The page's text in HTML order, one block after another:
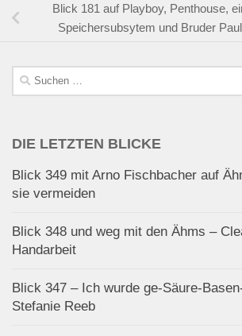
Blick 181 auf Playboy, Penthouse,
Speichersubsytem und Bruder
Suchen
nach:
DIE LETZTEN BLICKE
Blick 349 mit Arno Fischbacher auf
sie vermeiden
Blick 348 und weg mit den Ähms –
Handarbeit
Blick 347 – Ich wurde ge-Säure-
Stefanie Reeb